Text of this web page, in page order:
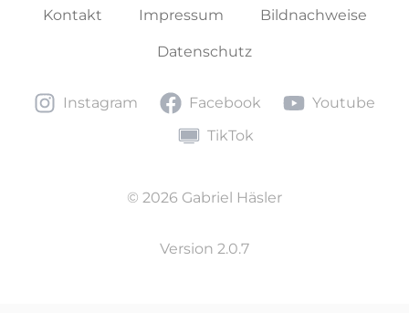
Kontakt Impressum Bildnachweise
Datenschutz
Instagram
Instagram Facebook
Facebook YoutubeYoutube
TikTokTikTok
© 2026 Gabriel Häsler
Version 2.0.7